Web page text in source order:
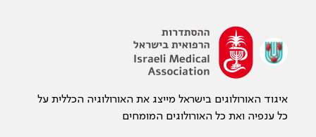
איגוד האורולוגים בישראל מייצג את האורולוגיה הכללית על
כל ענפיה ואת כל האורולוגים המומחים